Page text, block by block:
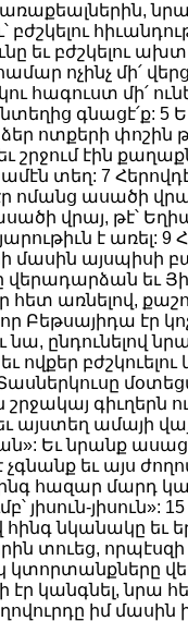
բժշկելու
եւ բժշկելու
ոչինչ մի՛
հագուստ մի՛
գնացէ՛ք: 5
ձեր ոտքերի
շրջում էին
տեղ: 7
ոմանց ասածի
վրայ, թէ՝
է առել: 9
մասին այսպիսի
վերադարձան եւ
հետ առնելով,
Բեթսայիդա էր
նա, ընդունելով
բժշկուելու
շրջակայ
այստեղ ամայի
Եւ նրանք
չգնանք եւ այս
հինգ հազար
յիսուն-յիսուն»:
հինգ նկանակը եւ
տուեց,
կտորտանքները
էր կանգնել, նրա
իմ մասին